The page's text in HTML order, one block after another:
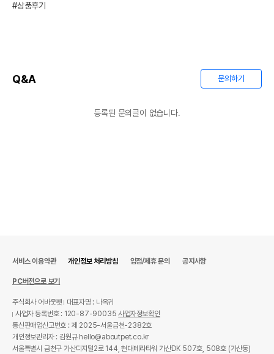
#상품후기
Q&A 문의하기
등록된 문의글이 없습니다.
서비스 이용약관 개인정보 처리방침 입점/제휴 문의 공지사항
PC버전으로 보기
주식회사 어바웃펫
대표자명 : 나옥귀
사업자 등록번호 : 120-87-90035사업자정보확인
통신판매업신고번호 : 제 2025-서울금천-2382호
개인정보관리자 : 김원규 hello@aboutpet.co.kr
서울특별시 금천구 가산디지털2로 144, 현대테라타워 가산DK 507호, 508호 (가산동)